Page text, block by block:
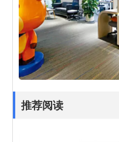
推荐阅读